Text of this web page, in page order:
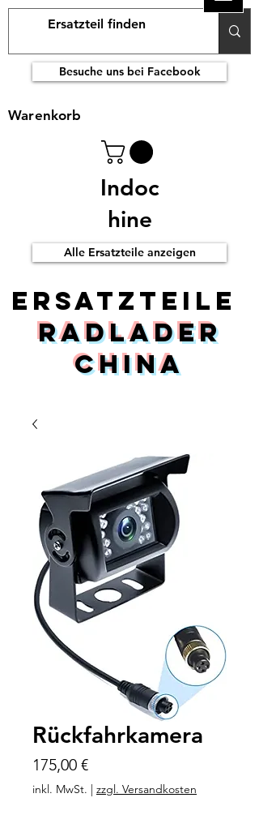
Alle Ersatzteile anzeigen
Indoc
hine
Warenkorb
ERsatzteile
Radlader
China
Besuche uns bei Facebook
Rückfahrkamera
175,00 €Preis
inkl. MwSt. | zzgl. Versandkosten